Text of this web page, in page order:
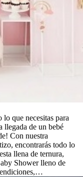
que necesitas para
llegada de un bebé
Con nuestra
encontrarás todo lo
llena de ternura,
Shower lleno de